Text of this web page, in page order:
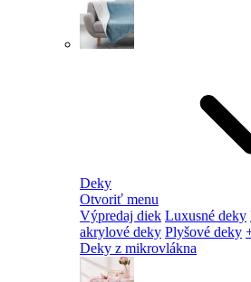
Deky
Otvoriť menu
Výpredaj diek Luxusné deky
akrylové deky Plyšové deky
Deky z mikrovlákna